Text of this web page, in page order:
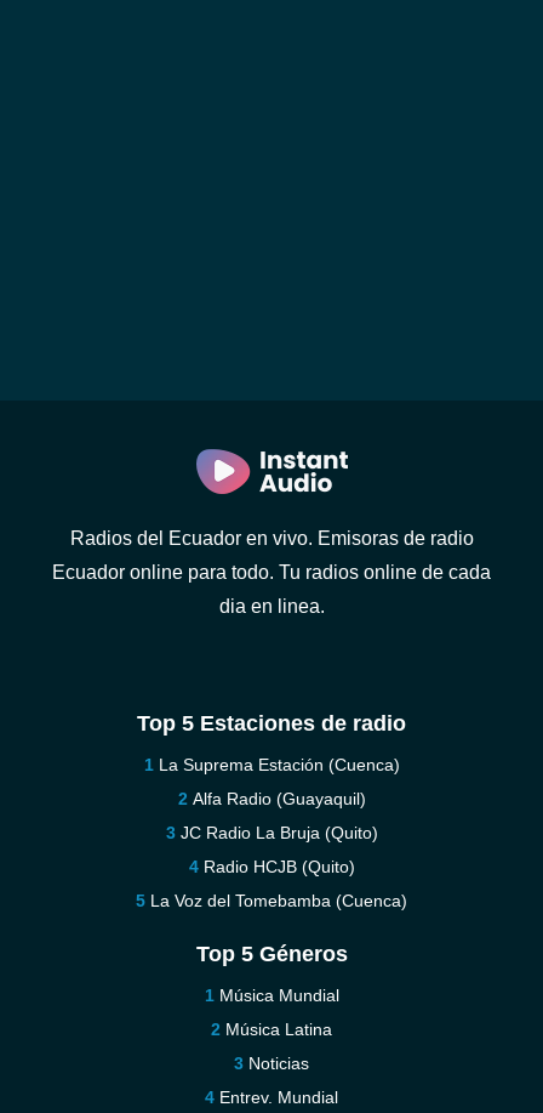
Radios del Ecuador en vivo. Emisoras de radio
Ecuador online para todo. Tu radios online de cada
dia en linea.
Top 5 Estaciones de radio
La Suprema Estación (Cuenca)
Alfa Radio (Guayaquil)
JC Radio La Bruja (Quito)
Radio HCJB (Quito)
La Voz del Tomebamba (Cuenca)
Top 5 Géneros
Música Mundial
Música Latina
Noticias
Entrev. Mundial